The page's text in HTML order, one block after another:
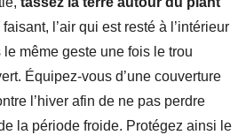
l’air qui est resté à l’intérieur
le même geste une fois le trou
Équipez-vous d’une couverture
l’hiver afin de ne pas perdre
la période froide. Protégez ainsi le